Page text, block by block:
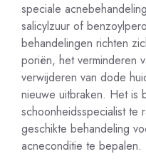
speciale
salicylzuur of
behandelingen richten
poriën, het verminderen
verwijderen van dode
nieuwe uitbraken. Het is
schoonheidsspecialist te
geschikte behandeling
acneconditie te bepalen.